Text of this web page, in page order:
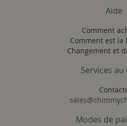
Aide
Comment
Comment est la
Changement et
Services au
Modes de